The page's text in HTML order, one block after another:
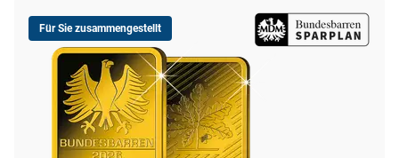
Für Sie zusammengestellt